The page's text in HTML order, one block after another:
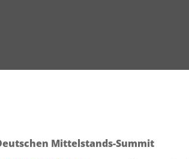
Mittelstands-Summit